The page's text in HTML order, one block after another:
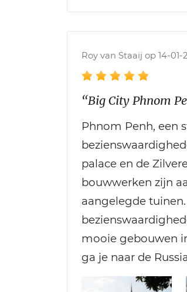
Roy van Staaij op 14-01-
“Big City Phnom
Phnom Penh, een
palace en de
bouwwerken zijn
aangelegde
mooie gebouwen
ga je naar de